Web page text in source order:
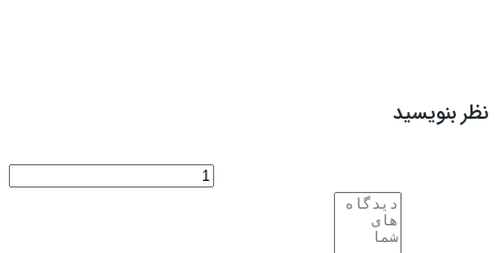
نظر بنویسید